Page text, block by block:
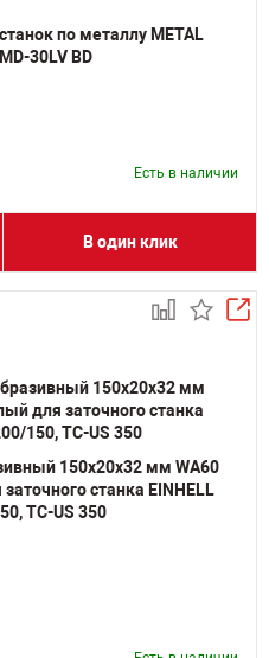
по металлу METAL
30LV BD
Есть в наличии
В один клик
150х20х32 мм WA60
станка EINHELL
TC-US 350